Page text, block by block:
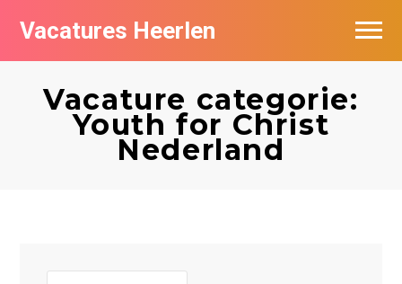
Vacatures Heerlen
Vacature categorie:
Youth for Christ
Nederland
Vacatures per bedrijf in Heerlen
De populairste vacatures in Heerlen